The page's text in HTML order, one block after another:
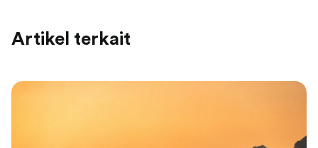
Artikel terkait